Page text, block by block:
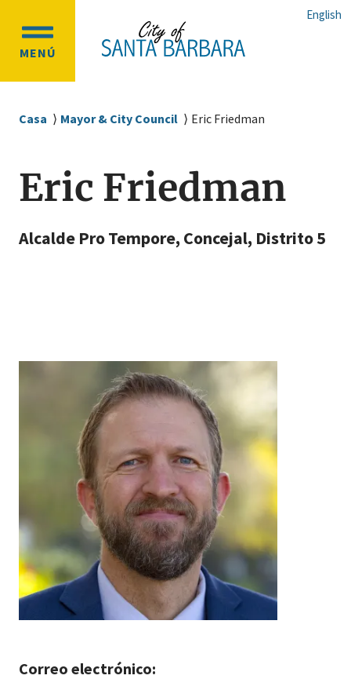
contenido
principal
navegación
English
MENÚ
OPEN
MENU
Sobrescribir
ayuda
a
la
navegación
Casa Mayor & City Council Eric Friedman
Correo electrónico:
Eric Friedman
Alcalde Pro Tempore, Concejal, Distrito 5